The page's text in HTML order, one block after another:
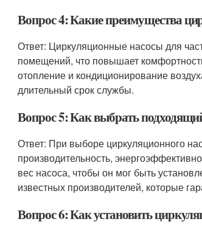
Вопрос 4: Какие преимущества
Ответ: Циркуляционные насосы для
помещений, что повышает
отопление и кондиционирование
длительный срок службы.
Вопрос 5: Как выбрать
Ответ: При выборе циркуляционного
производительность,
вес насоса, чтобы он мог быть
известных производителей, которые
Вопрос 6: Как установить